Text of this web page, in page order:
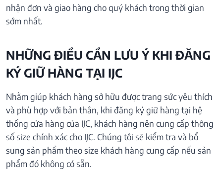
nhận đơn và giao hàng cho quý khách trong thời gian
sớm nhất.
NHỮNG ĐIỀU CẦN LƯU Ý KHI ĐĂNG
KÝ GIỮ HÀNG TẠI IJC
Nhằm giúp khách hàng sở hữu được trang sức yêu thích
và phù hợp với bản thân, khi đăng ký giữ hàng tại hệ
thống cửa hàng của IJC, khách hàng nên cung cấp thông
số size chính xác cho IJC. Chúng tôi sẽ kiểm tra và bổ
sung sản phẩm theo size khách hàng cung cấp nếu sản
phẩm đó không có sẵn.